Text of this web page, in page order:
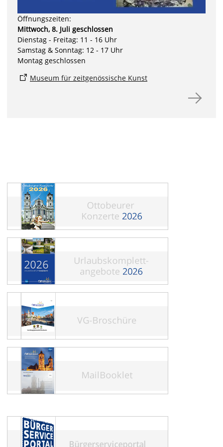
Öffnungszeiten:
Mittwoch, 8. Juli geschlossen
Dienstag - Freitag: 11 - 16 Uhr
Samstag & Sonntag: 12 - 17 Uhr
Montag geschlossen
Museum für zeitgenössische Kunst